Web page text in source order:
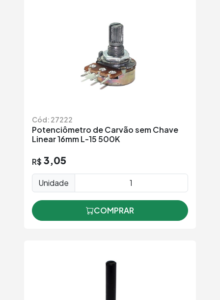
Cód: 27222
Potenciômetro de Carvão sem Chave
Linear 16mm L-15 500K
R$ 3,05
Unidade
COMPRAR